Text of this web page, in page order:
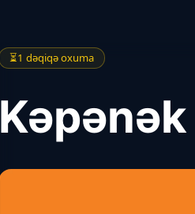
⏳1 dəqiqə oxuma
Kəpənək